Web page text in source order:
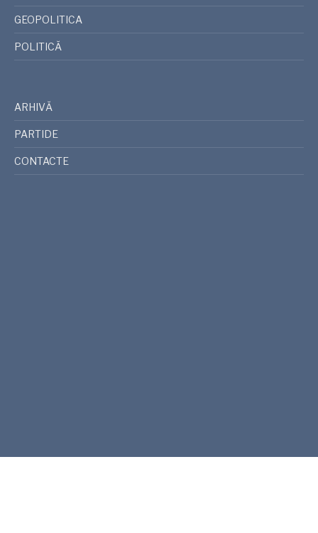
GEOPOLITICA
POLITICĂ
ARHIVĂ
PARTIDE
CONTACTE